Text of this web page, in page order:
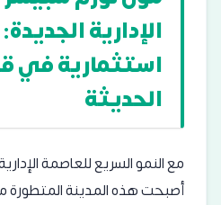
الإدارية
استثمارية في
الحديثة
مع النمو السريع للعاصمة
أصبحت هذه المدينة